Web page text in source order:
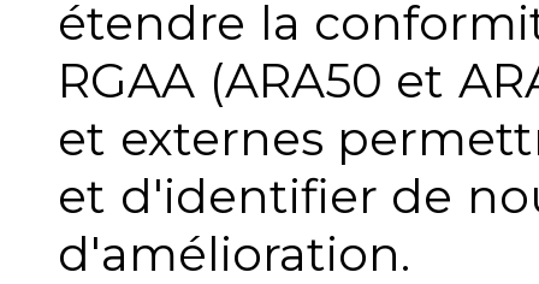
étendre la
RGAA (ARA50 et
et externes
et d'identifier de
d'amélioration.